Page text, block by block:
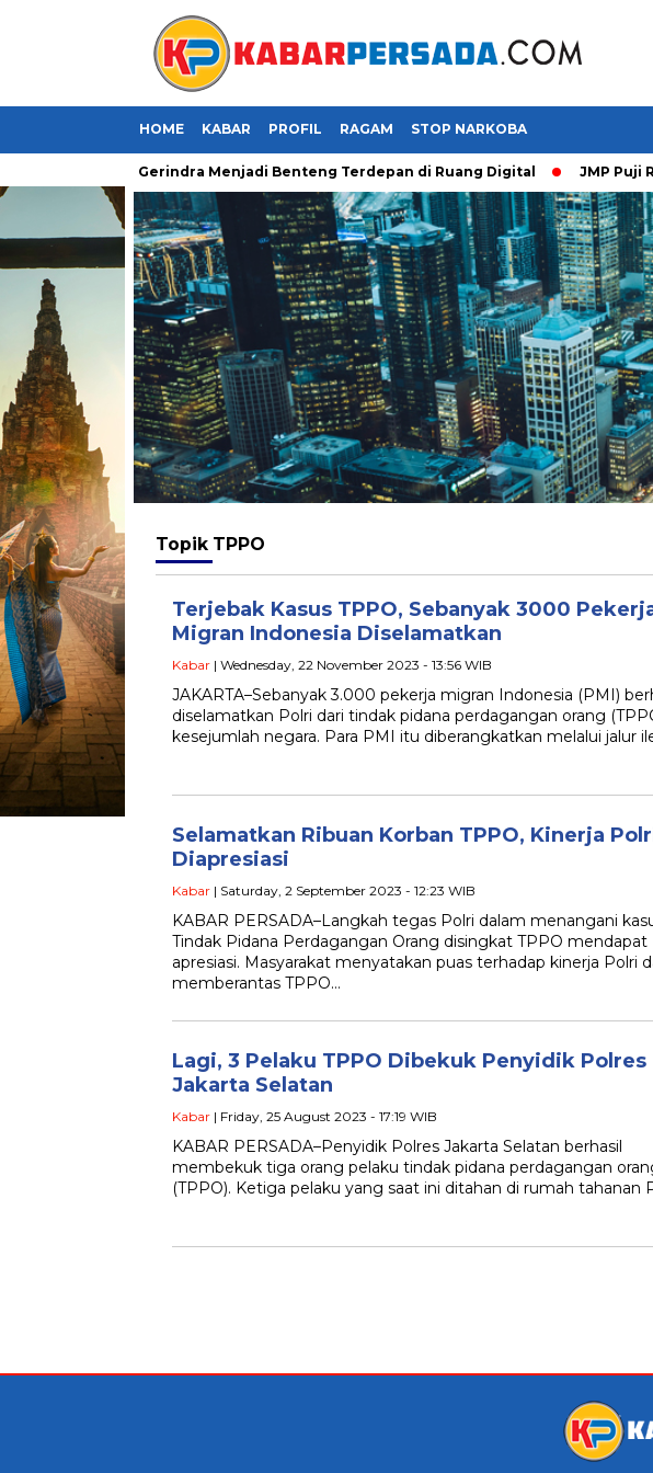
HOME KABAR PROFIL RAGAM STOP NARKOBA
Kader Gerindra Menjadi Benteng Terdepan di Ruang Digital JMP Puji
Topik TPPO
Terjebak Kasus TPPO, Sebanyak 3000
Migran Indonesia Diselamatkan
Kabar | Wednesday, 22 November 2023 - 13:56 WIB
JAKARTA–Sebanyak 3.000 pekerja migran Indonesia (PMI)
diselamatkan Polri dari tindak pidana perdagangan orang
kesejumlah negara. Para PMI itu diberangkatkan melalui jalur
Selamatkan Ribuan Korban TPPO, Kinerja
Diapresiasi
Kabar | Saturday, 2 September 2023 - 12:23 WIB
KABAR PERSADA–Langkah tegas Polri dalam menangani
Tindak Pidana Perdagangan Orang disingkat TPPO mendapat
apresiasi. Masyarakat menyatakan puas terhadap kinerja Polri
memberantas TPPO…
Lagi, 3 Pelaku TPPO Dibekuk Penyidik Polres
Jakarta Selatan
Kabar | Friday, 25 August 2023 - 17:19 WIB
KABAR PERSADA–Penyidik Polres Jakarta Selatan berhasil
membekuk tiga orang pelaku tindak pidana perdagangan
(TPPO). Ketiga pelaku yang saat ini ditahan di rumah tahanan